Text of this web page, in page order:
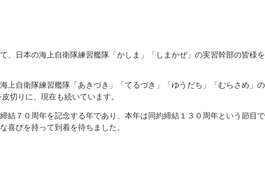
、日本の海上自衛隊練習艦隊「かしま」「しまかぜ」の実習幹部の皆様
上自衛隊練習艦隊「あきづき」「てるづき」「ゆうだち」「むらさめ」
切りに、現在も続いています。
結７０周年を記念する年であり、本年は同約締結１３０周年という節目
喜びを持って到着を待ちました。